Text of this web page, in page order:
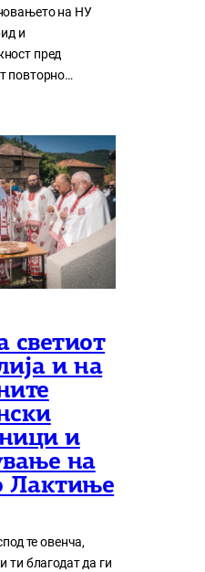
на НУ
и
пред
повторно…
светиот
и на
и
на
Лактиње
те овенча,
ти благодат да ги